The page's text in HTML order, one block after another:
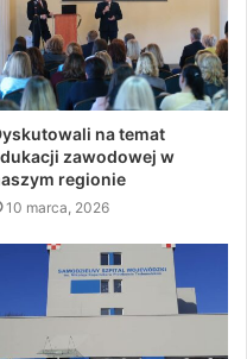
na temat
zawodowej w
regionie
10 marca, 2026